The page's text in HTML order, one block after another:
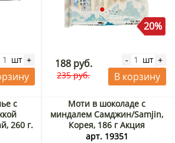
шт +
20%
188 руб.
235 руб.
- шт +
В корзину
с
260 г.
Моти в шоколаде с
миндалем Самджин/Samjin,
Корея, 186 г Акция
арт. 19351